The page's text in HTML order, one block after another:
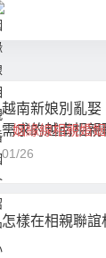
姻緣線相親婚
越南新娘別亂娶
需求的越南相親
01/26
怎樣在相親聯誼